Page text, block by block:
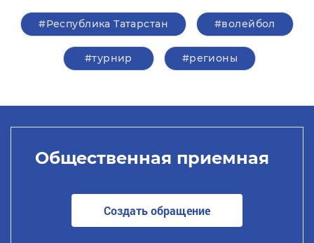
#Республика Татарстан #волейбол
#турнир #регионы
Общественная приемная
Создать обращение